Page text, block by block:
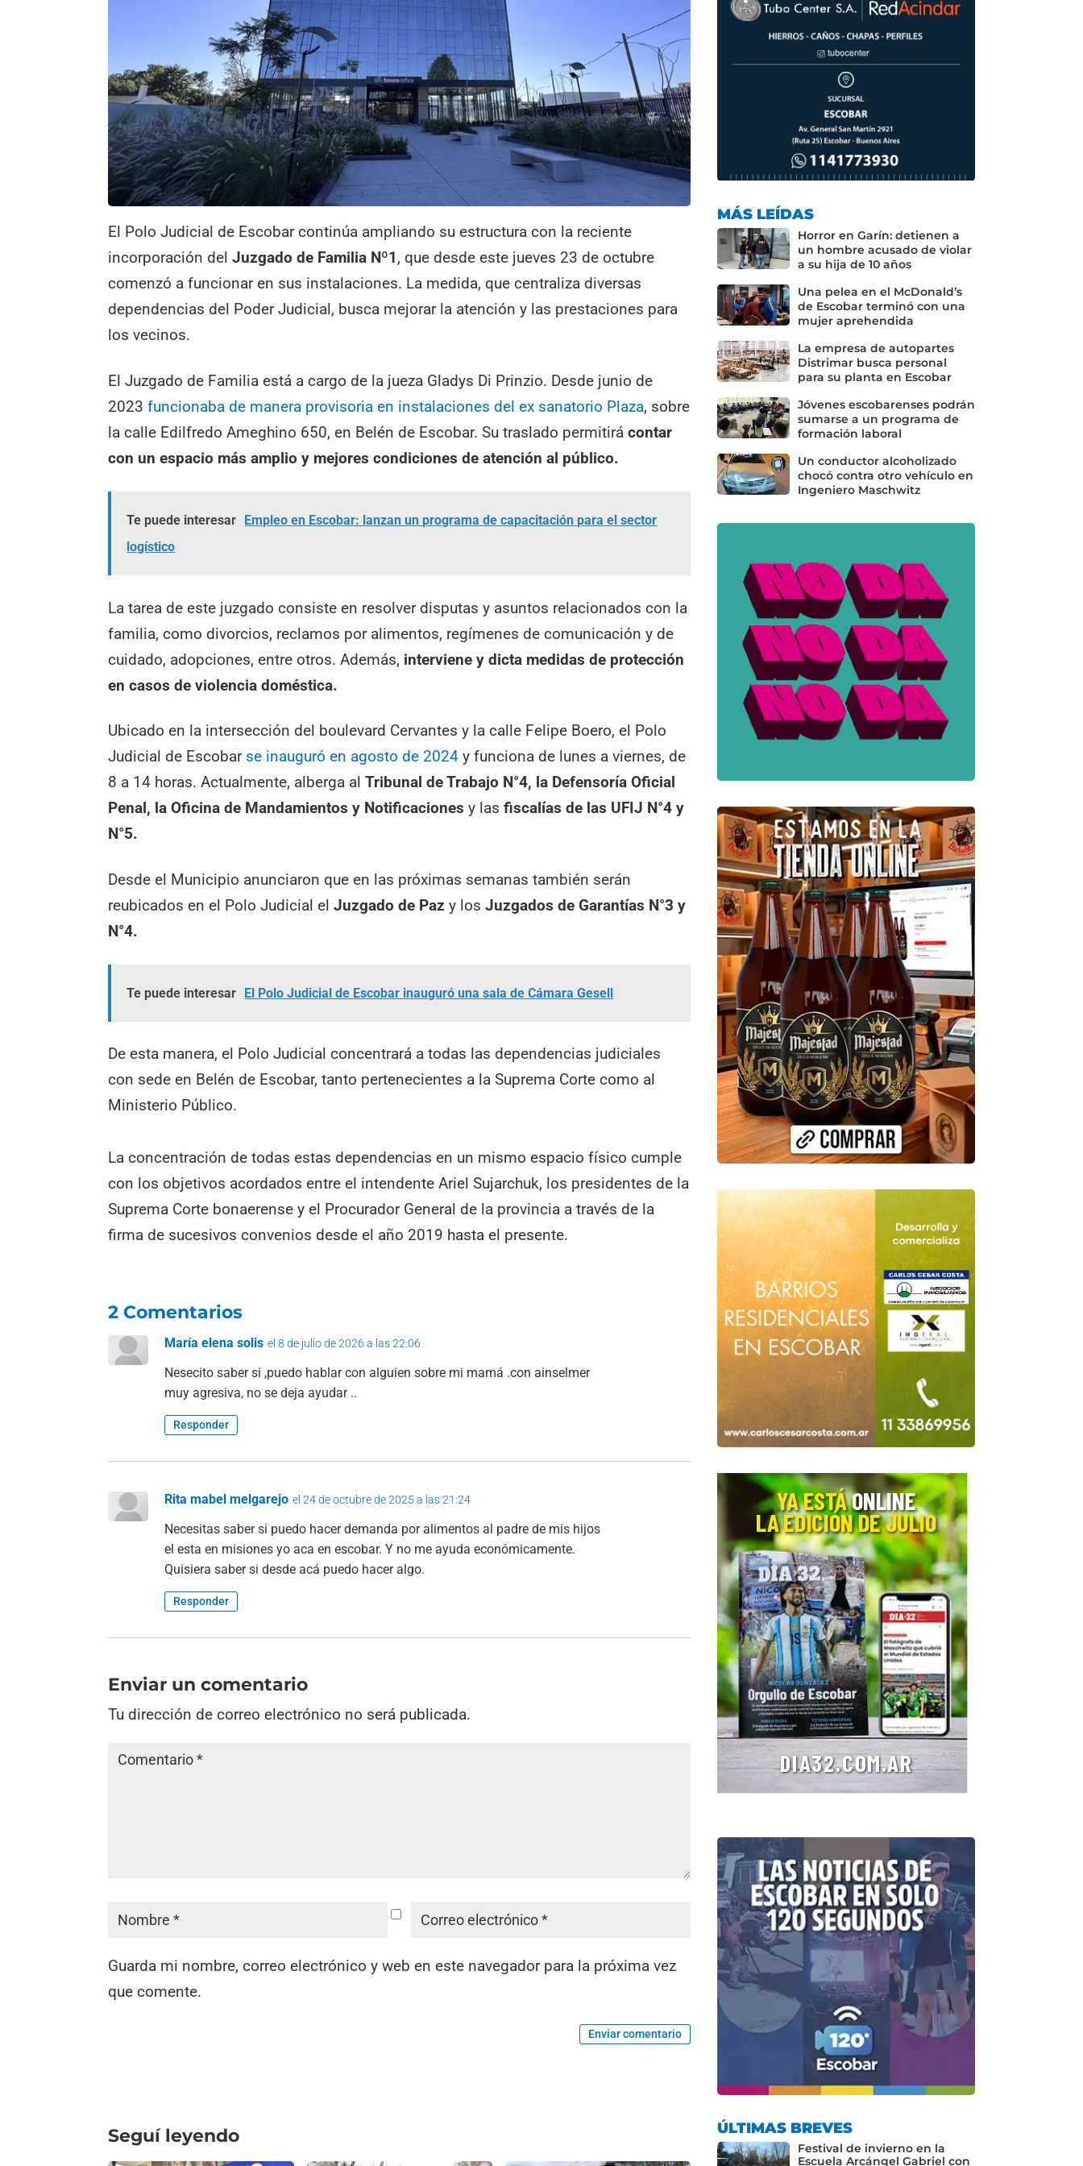
El Polo Judicial de Escobar continúa ampliando su estructura con la reciente
incorporación delJuzgado de Familia Nº1, que desde este jueves 23 de octubre
comenzó a funcionar en sus instalaciones. La medida, que centraliza diversas
dependencias del Poder Judicial, busca mejorar la atención y las prestaciones para
los vecinos.
El Juzgado de Familia está a cargo de la jueza Gladys Di Prinzio. Desde junio de
2023funcionaba de manera provisoria en instalaciones del ex sanatorio Plaza, sobre
la calle Edilfredo Ameghino 650, en Belén de Escobar. Su traslado permitirácontar
con un espacio más amplio y mejores condiciones de atención al público.
Te puede interesar Empleo en Escobar: lanzan un programa de capacitación para el sector
logístico
La tarea de este juzgado consiste en resolver disputas y asuntos relacionados con la
familia, como divorcios, reclamos por alimentos, regímenes de comunicación y de
cuidado, adopciones, entre otros. Además, interviene y dicta medidas de protección
en casos de violencia doméstica.
Ubicado en la intersección del boulevard Cervantes y la calle Felipe Boero, el Polo
Judicial de Escobar se inauguró en agosto de 2024 y funciona de lunes a viernes, de
8 a 14 horas. Actualmente, alberga alTribunal de Trabajo N°4, la Defensoría Oficial
Penal, la Oficina de Mandamientos y Notificacionesy lasfiscalías de las UFIJ N°4 y
N°5.
Desde el Municipio anunciaron que en las próximas semanas también serán
reubicados en el Polo Judicial elJuzgado de Paz y losJuzgados de Garantías N°3 y
N°4.
Te puede interesar El Polo Judicial de Escobar inauguró una sala de Cámara Gesell
De esta manera, el Polo Judicial concentrará a todas las dependencias judiciales
con sede en Belén de Escobar, tanto pertenecientes a la Suprema Corte como al
Ministerio Público.
La concentración de todas estas dependencias en un mismo espacio físico cumple
con los objetivos acordados entre el intendente Ariel Sujarchuk, los presidentes de la
Suprema Corte bonaerense y el Procurador General de la provincia a través de la
firma de sucesivos convenios desde el año 2019 hasta el presente.
2 Comentarios
María elena solis el 8 de julio de 2026 a las 22:06
Nesecito saber si ,puedo hablar con alguien sobre mi mamá .con ainselmer
muy agresiva, no se deja ayudar ..
Responder
Rita mabel melgarejo el 24 de octubre de 2025 a las 21:24
Necesitas saber si puedo hacer demanda por alimentos al padre de mis hijos
el esta en misiones yo aca en escobar. Y no me ayuda económicamente.
Quisiera saber si desde acá puedo hacer algo.
Responder
Enviar un comentario
Tu dirección de correo electrónico no será publicada.
Guarda mi nombre, correo electrónico y web en este navegador para la próxima vez
que comente.
Enviar comentario
Seguí leyendo
MÁS LEÍDAS
Horror en Garín: detienen a
un hombre acusado de violar
a su hija de 10 años
Una pelea en el McDonald’s
de Escobar terminó con una
mujer aprehendida
La empresa de autopartes
Distrimar busca personal
para su planta en Escobar
Jóvenes escobarenses podrán
sumarse a un programa de
formación laboral
Un conductor alcoholizado
chocó contra otro vehículo en
Ingeniero Maschwitz
ÚLTIMAS BREVES
Festival de invierno en la
Escuela Arcángel Gabriel con